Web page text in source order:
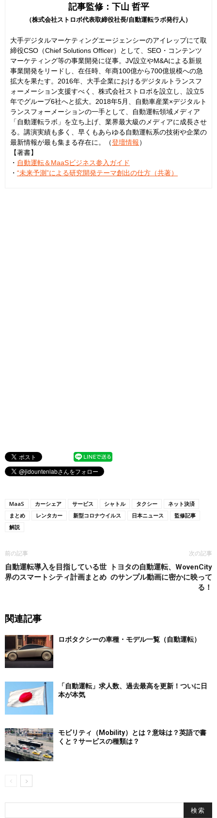
記事監修：下山 哲平
（株式会社ストロボ代表取締役社長/自動運転ラボ発行人）
大手デジタルマーケティングエージェンシーのアイレップにて取
締役CSO（Chief Solutions Officer）として、SEO・コンテンツ
マーケティング等の事業開発に従事。JV設立やM&Aによる新規
事業開発をリードし、在任時、年商100億から700億規模への急
拡大を果たす。2016年、大手企業におけるデジタルトランスフ
ォーメーション支援すべく、株式会社ストロボを設立し、設立5
年でグループ6社へと拡大。2018年5月、自動車産業×デジタルト
ランスフォーメーションの一手として、自動運転領域メディア
「自動運転ラボ」を立ち上げ、業界最大級のメディアに成長させ
る。講演実績も多く、早くもあらゆる自動運転系の技術や企業の
最新情報が最も集まる存在に。（登壇情報）
【著書】
・ 自動運転＆MaaSビジネス参入ガイド
・ “未来予測”による研究開発テーマ創出の仕方（共著）
MaaS カーシェア サービス シャトル タクシー
ネット決済
まとめ
レンタカー 新型コロナウイルス 日本ニュース
監修記事
解説
前の記事
自動運転導入を目指している世
界のスマートシティ計画まとめ
次の記事
トヨタの自動運転、WovenCity
のサンプル動画に密かに映って
る！
関連記事
ロボタクシーの車種・モデル一覧（自動運転）
「自動運転」求人数、過去最高を更新！ついに日
本が本気
モビリティ（Mobility）とは？意味は？英語で書
くと？サービスの種類は？